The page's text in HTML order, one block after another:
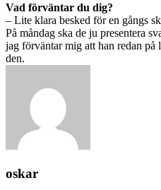
Vad förväntar du dig?
– Lite klara besked för en gångs
På måndag ska de ju presentera
jag förväntar mig att han redan
den.
oskar